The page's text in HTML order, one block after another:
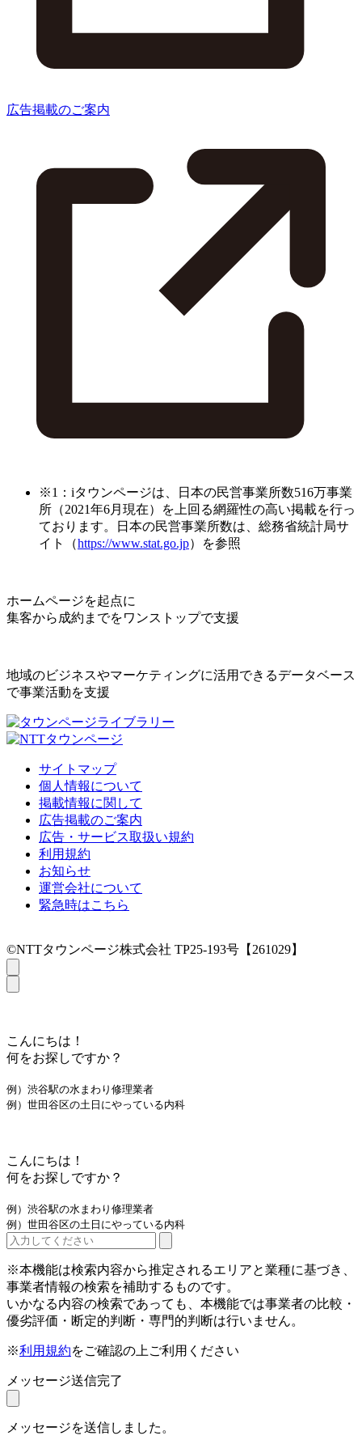
広告掲載のご案内
※1：iタウンページは、日本の民営事業所数516万事業
所（2021年6月現在）を上回る網羅性の高い掲載を行っ
ております。日本の民営事業所数は、総務省統計局サ
イト（https://www.stat.go.jp）を参照
ホームページを起点に
集客から成約までをワンストップで支援
地域のビジネスやマーケティングに活用できるデータベース
で事業活動を支援
サイトマップ
個人情報について
掲載情報に関して
広告掲載のご案内
広告・サービス取扱い規約
利用規約
お知らせ
運営会社について
緊急時はこちら
©NTTタウンページ株式会社 TP25-193号【261029】
こんにちは！
何をお探しですか？
例）渋谷駅の水まわり修理業者
例）世田谷区の土日にやっている内科
こんにちは！
何をお探しですか？
例）渋谷駅の水まわり修理業者
例）世田谷区の土日にやっている内科
※本機能は検索内容から推定されるエリアと業種に基づき、
事業者情報の検索を補助するものです。
いかなる内容の検索であっても、本機能では事業者の比較・
優劣評価・断定的判断・専門的判断は行いません。
※利用規約をご確認の上ご利用ください
メッセージ送信完了
メッセージを送信しました。